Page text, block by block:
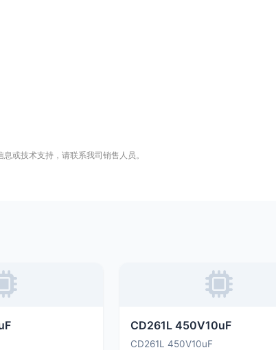
或技术支持，请联系我司销售人员。
CD261L 450V10uF
CD261L 450V10uF